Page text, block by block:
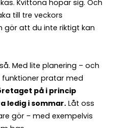
Kvittona hopar sig. Och
till tre veckors
att du inte riktigt kan
Med lite planering – och
pratar med
på i princip
ledig i sommar. Låt oss
gör – med exempelvis